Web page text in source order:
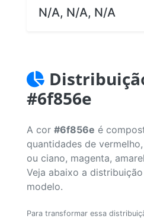
N/A, N/A, N/A
#6f856e
A cor #6f856e é
quantidades de
ou ciano, magenta,
Veja abaixo a
modelo.
Para transformar essa